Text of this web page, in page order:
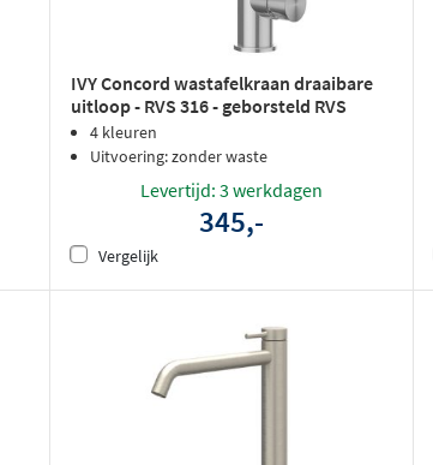
IVY Concord wastafelkraan draaibare
uitloop - RVS 316 - geborsteld RVS
4 kleuren
Uitvoering: zonder waste
Levertijd: 3 werkdagen
345,-
Vergelijk